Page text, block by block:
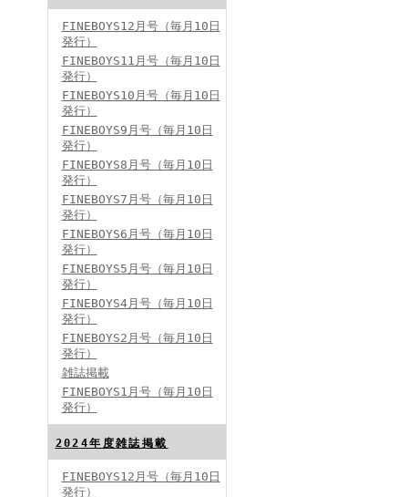
FINEBOYS2024年7月号
FINEBOYS2024年6月号
FINEBOYS12月号（毎月10日
発行）
FINEBOYS11月号（毎月10日
発行）
FINEBOYS10月号（毎月10日
発行）
FINEBOYS9月号（毎月10日
発行）
FINEBOYS8月号（毎月10日
発行）
FINEBOYS7月号（毎月10日
発行）
FINEBOYS6月号（毎月10日
発行）
FINEBOYS5月号（毎月10日
発行）
FINEBOYS4月号（毎月10日
発行）
FINEBOYS2月号（毎月10日
発行）
雑誌掲載
FINEBOYS1月号（毎月10日
発行）
2024年度雑誌掲載
FINEBOYS12月号（毎月10日
発行）